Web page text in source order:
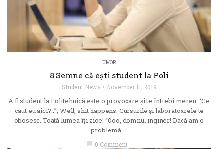
UMOR
8 Semne că ești student la Poli
Student News November 11, 2019
A fi student la Politehnică este o provocare și te întrebi mereu: “Ce
caut eu aici?…”, Well, shit happens. Cursurile și laboratoarele te
obosesc. Toată lumea îți zice: “Ooo, domnul inginer! Dacă am o
problemă ...
chat_bubble 0 Comment